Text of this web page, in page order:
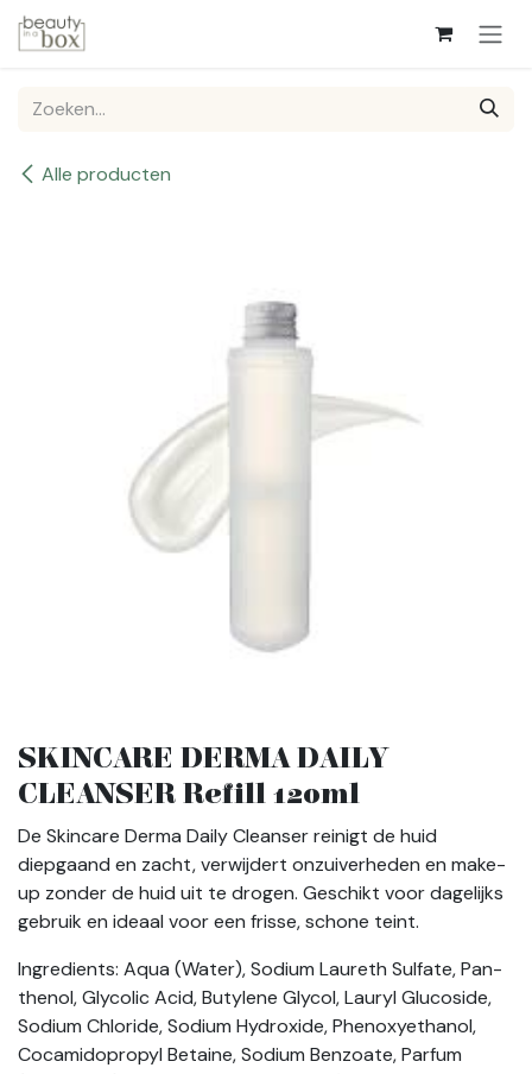
Overslaan naar inhoud
Alle producten
SKINCARE DERMA DAILY
CLEANSER Refill 120ml
De Skincare Derma Daily Cleanser reinigt de huid
diepgaand en zacht, verwijdert onzuiverheden en make-
up zonder de huid uit te drogen. Geschikt voor dagelijks
gebruik en ideaal voor een frisse, schone teint.
Ingredients: Aqua (Water), Sodium Laureth Sulfate, Pan-
thenol, Glycolic Acid, Butylene Glycol, Lauryl Glucoside,
Sodium Chloride, Sodium Hydroxide, Phenoxyethanol,
Cocamidopropyl Betaine, Sodium Benzoate, Parfum